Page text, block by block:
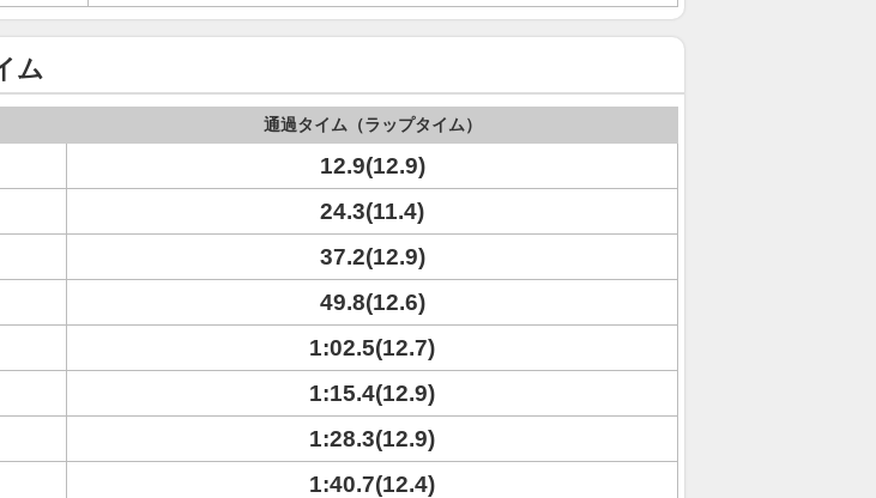
ム
通過タイム（ラップタイム）
12.9(12.9)
24.3(11.4)
37.2(12.9)
49.8(12.6)
1:02.5(12.7)
1:15.4(12.9)
1:28.3(12.9)
1:40.7(12.4)